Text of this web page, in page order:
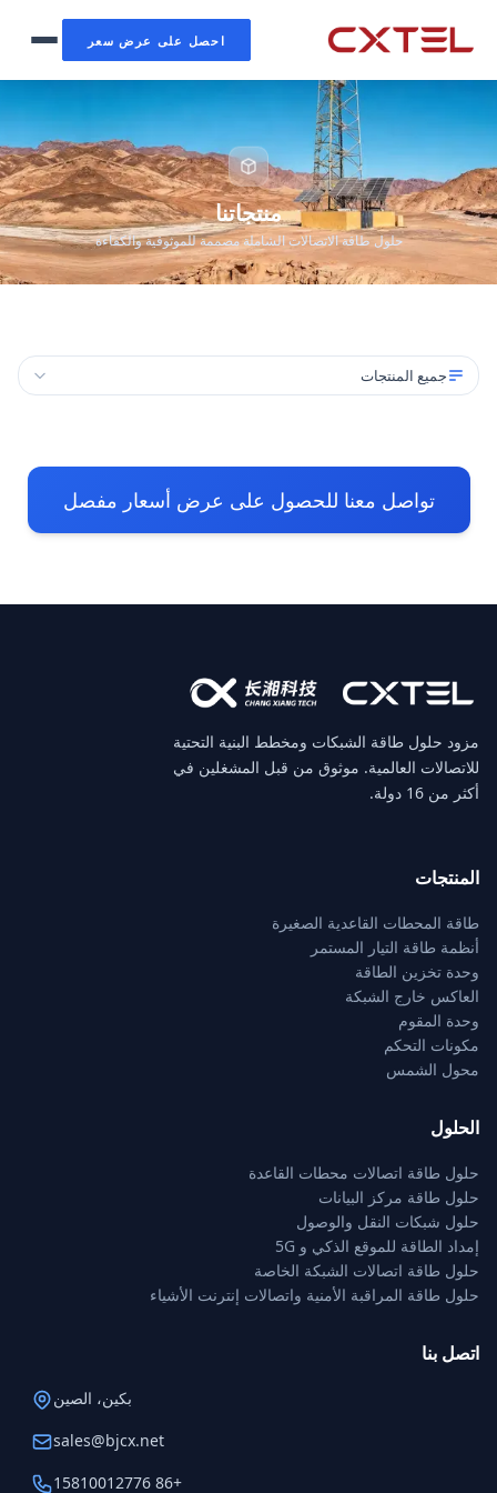
احصل على عرض سعر
منتجاتنا
حلول طاقة الاتصالات الشاملة مصممة للموثوقية والكفاءة
جميع المنتجات
تواصل معنا للحصول على عرض أسعار مفصل
مزود حلول طاقة الشبكات ومخطط البنية التحتية
للاتصالات العالمية. موثوق من قبل المشغلين في
أكثر من 16 دولة.
المنتجات
طاقة المحطات القاعدية الصغيرة
أنظمة طاقة التيار المستمر
وحدة تخزين الطاقة
العاكس خارج الشبكة
وحدة المقوم
مكونات التحكم
محول الشمس
الحلول
حلول طاقة اتصالات محطات القاعدة
حلول طاقة مركز البيانات
حلول شبكات النقل والوصول
إمداد الطاقة للموقع الذكي و 5G
حلول طاقة اتصالات الشبكة الخاصة
حلول طاقة المراقبة الأمنية واتصالات إنترنت الأشياء
اتصل بنا
بكين، الصين
sales@bjcx.net
+86 15810012776